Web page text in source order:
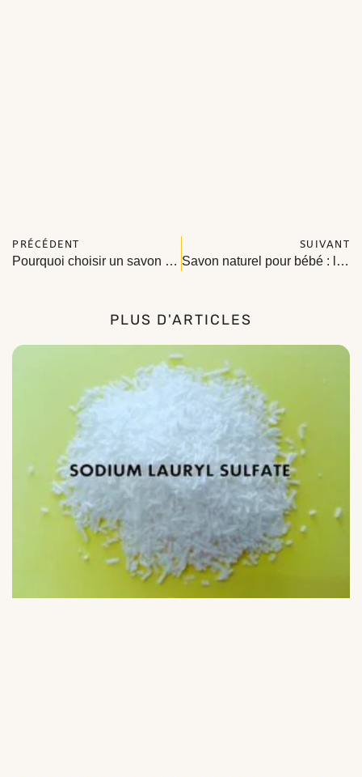
PRÉCÉDENT
Pourquoi choisir un savon liquide 100% naturel ? Le guide complet 2026
SUIVANT
Savon naturel pour bébé : le guide complet pour protéger sa peau fragile en 2026
PLUS D'ARTICLES